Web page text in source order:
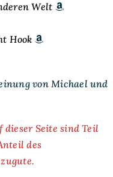
Welt
Hook
von Michael und
Seite sind Teil
des